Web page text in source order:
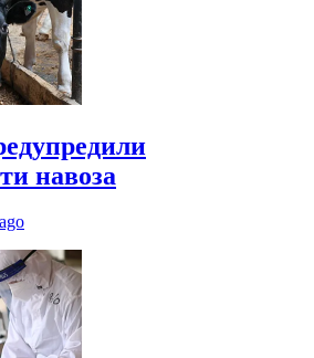
навоза